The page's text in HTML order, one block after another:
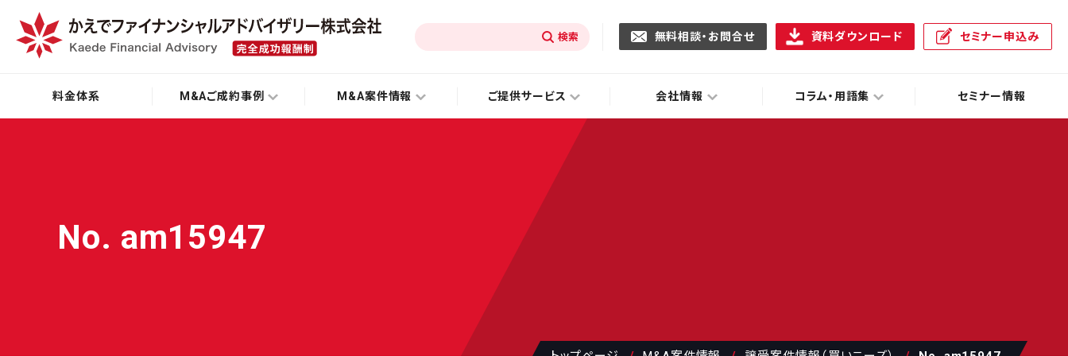
無料相談・お問合せ 資料ダウンロード セミナー申込み
料金体系 M&Aご成約事例 M&A案件情報 ご提供サービス 会社情報 コラム・用語集 セミナー情報
No. am15947